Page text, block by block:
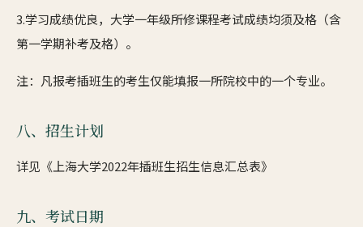
3.学习成绩优良，大学一年级所修课程考试成绩均须及格（含
第一学期补考及格）。
注：凡报考插班生的考生仅能填报一所院校中的一个专业。
八、招生计划
详见《上海大学2022年插班生招生信息汇总表》
九、考试日期